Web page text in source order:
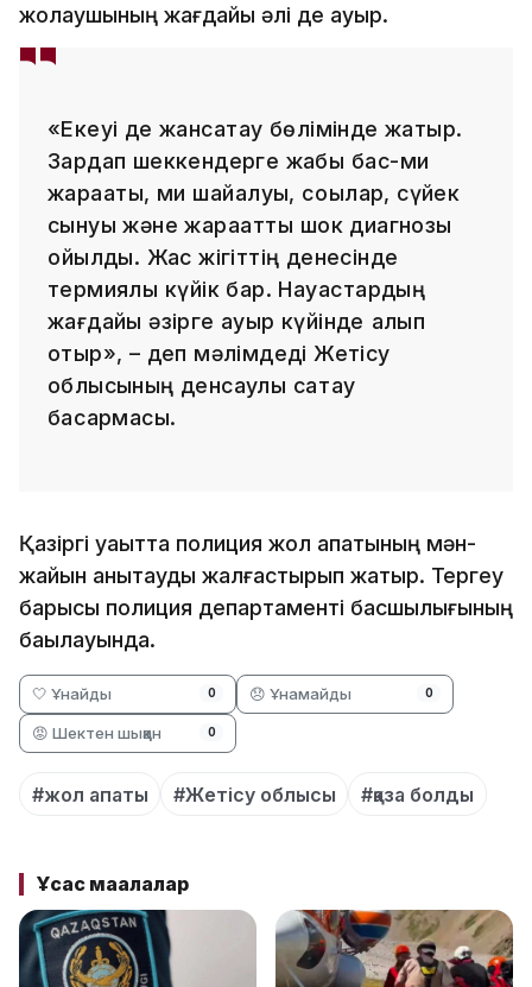
жолаушының жағдайы әлі де ауыр.
«Екеуі де жансақтау бөлімінде жатыр.
Зардап шеккендерге жабық бас-ми
жарақаты, ми шайқалуы, соққылар, сүйек
сынуы және жарақаттық шок диагнозы
қойылды. Жас жігіттің денесінде
термиялық күйік бар. Науқастардың
жағдайы әзірге ауыр күйінде қалып
отыр», – деп мәлімдеді Жетісу
облысының денсаулық сақтау
басқармасы.
Қазіргі уақытта полиция жол апатының мән-
жайын анықтауды жалғастырып жатыр. Тергеу
барысы полиция департаменті басшылығының
бақылауында.
🤍 Ұнайды 0 😞 Ұнамайды 0
😡 Шектен шыққан 0
#жол апаты #Жетісу облысы #қаза болды
Ұқсас мақалалар